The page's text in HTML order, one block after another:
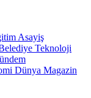
Asayiş
Teknoloji
Dünya Magazin